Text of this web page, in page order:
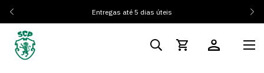
Entregas até 5 dias úteis